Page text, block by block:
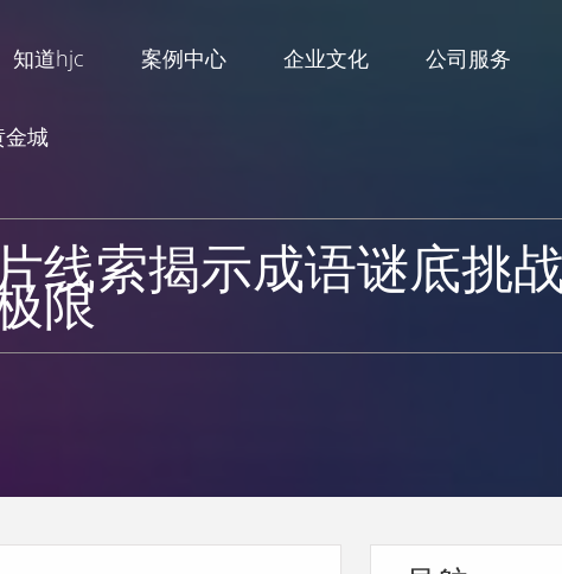
知道hjc 案例中心 企业文化 公司服务
城
线索揭示成语谜底挑
限